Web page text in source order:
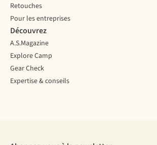
Retouches
Pour les entreprises
Découvrez
A.S.Magazine
Explore Camp
Gear Check
Expertise & conseils